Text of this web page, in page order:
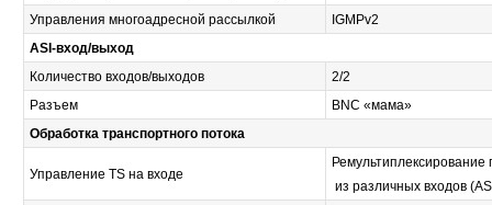
Управления многоадресной рассылкой
IGMPv2
ASI-вход/выход
Количество входов/выходов
2/2
Разъем
BNC «мама»
Обработка транспортного потока
Управление TS на входе
Ремультиплексирование
из различных входов